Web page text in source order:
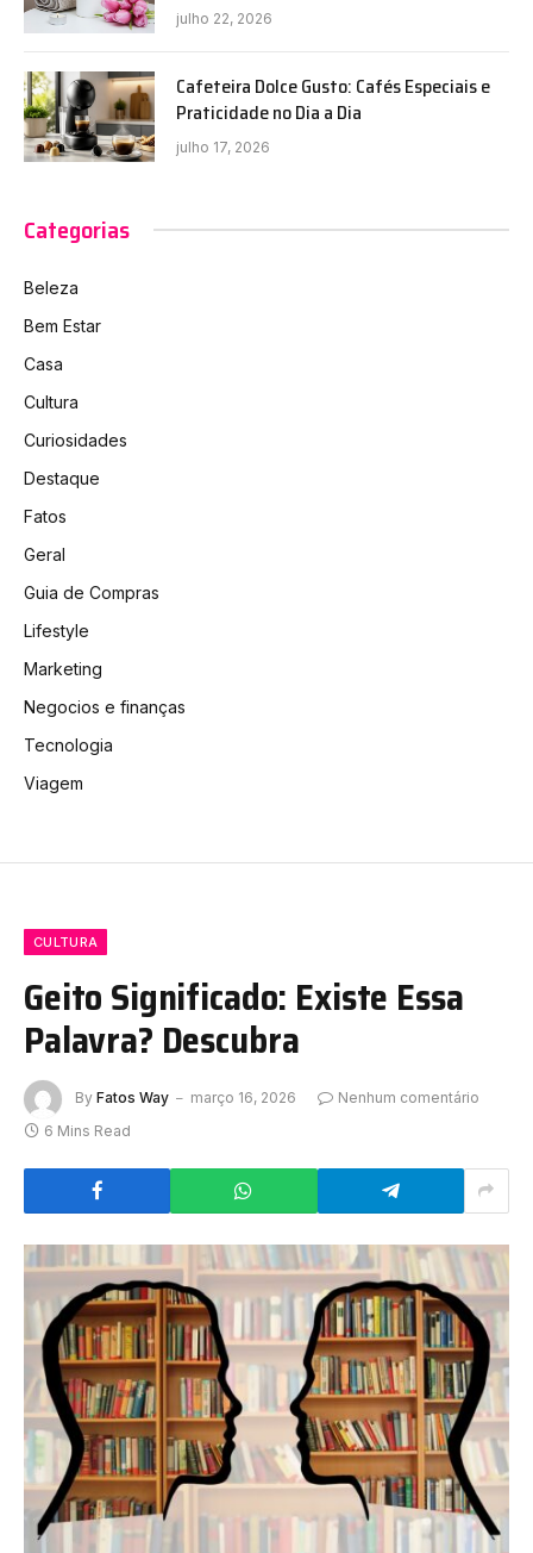
julho 22, 2026
Cafeteira Dolce Gusto: Cafés Especiais e
Praticidade no Dia a Dia
julho 17, 2026
Categorias
Beleza
Bem Estar
Casa
Cultura
Curiosidades
Destaque
Fatos
Geral
Guia de Compras
Lifestyle
Marketing
Negocios e finanças
Tecnologia
Viagem
CULTURA
Geito Significado: Existe Essa
Palavra? Descubra
By Fatos Way março 16, 2026
Nenhum comentário
6 Mins Read